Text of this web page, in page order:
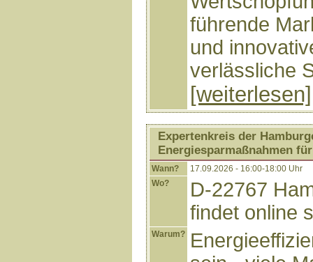
führende
und
verlässliche
[weiterlesen]
Expertenkreis der
Energiesparmaßnahmen
Wann?
17.09.2026 - 16:00-18:00 Uhr
Wo?
D-22767
findet online
Warum?